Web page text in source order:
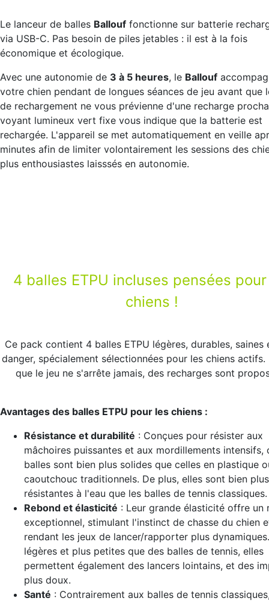
Le lanceur de balles Ballouf fonctionne sur batterie
via USB-C. Pas besoin de piles jetables : il est à la fois
économique et écologique.
Avec une autonomie de 3 à 5 heures, le Ballouf
votre chien pendant de longues séances de jeu avant que
de rechargement ne vous prévienne d'une recharge
voyant lumineux vert fixe vous indique que la batterie est
rechargée. L'appareil se met automatiquement en veille
minutes afin de limiter volontairement les sessions des
plus enthousiastes laisssés en autonomie.
4 balles ETPU incluses pensées
chiens !
Ce pack contient 4 balles ETPU légères, durables, saines
danger, spécialement sélectionnées pour les chiens actifs.
que le jeu ne s'arrête jamais, des recharges sont
Avantages des balles ETPU pour les chiens :
Résistance et durabilité : Conçues pour résister aux
mâchoires puissantes et aux mordillements intensifs,
balles sont bien plus solides que celles en plastique
caoutchouc traditionnels. De plus, elles sont bien plus
résistantes à l'eau que les balles de tennis classiques.
Rebond et élasticité : Leur grande élasticité offre un
exceptionnel, stimulant l'instinct de chasse du chien
rendant les jeux de lancer/rapporter plus
légères et plus petites que des balles de tennis, elles
permettent également des lancers lointains, et des
plus doux.
Santé : Contrairement aux balles de tennis